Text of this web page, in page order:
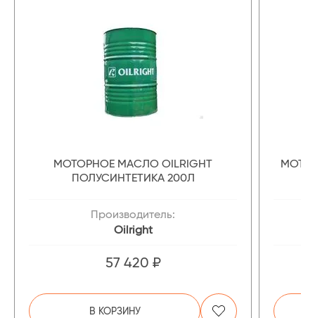
МОТОРНОЕ МАСЛО OILRIGHT
ПОЛУСИНТЕТИКА 200Л
Производитель:
Oilright
57 420 ₽
В КОРЗИНУ